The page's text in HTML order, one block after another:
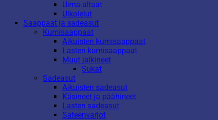
Uima-altaat
Ulkolelut
Saappaat ja sadeasut
Kumisaappaat
Aikuisten kumisaappaat
Lasten kumisaappaat
Muut jalkineet
Sukat
Sadeasut
Aikuisten sadeasut
Käsineet ja päähineet
Lasten sadeasut
Sateenvarjot